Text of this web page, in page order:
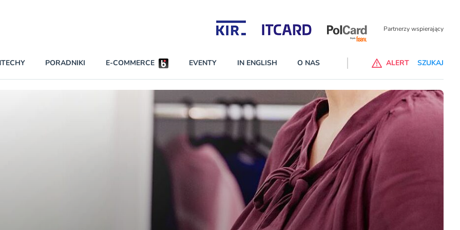
Partnerzy wspierający
NAJCZĘŚCIEJ CZYTANE
Darmowy dostęp do ChataGPT Go dla klientów Revoluta. Nowy benefit we
wszystkich planach
W najniższych planach – Standard i Plus – z usługi będzie można korzsytać za
darmo przez trzy miesiące
Czytaj więcej
PORADNIKI E-COMMERCE EVENTY IN ENGLISH O NAS ALERT SZUKAJ